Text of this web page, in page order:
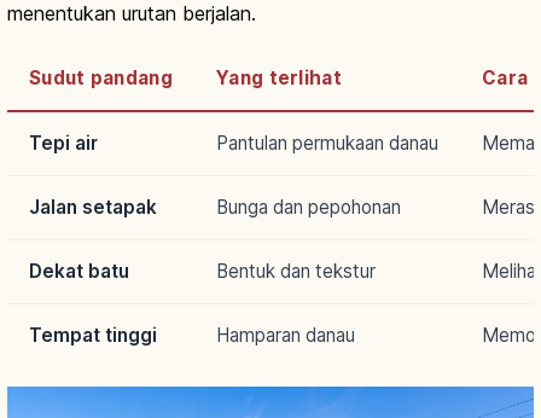
menentukan urutan berjalan.
Sudut pandang Yang terlihat Cara
Tepi air Pantulan permukaan danau
Jalan setapak Bunga dan pepohonan
Dekat batu Bentuk dan tekstur
Tempat tinggi Hamparan danau